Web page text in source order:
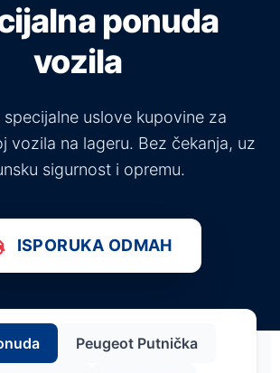
ponuda
vozila
uslove kupovine za
vozila na lageru. Bez čekanja, uz
sigurnost i opremu.
ISPORUKA ODMAH
Peugeot Putnička